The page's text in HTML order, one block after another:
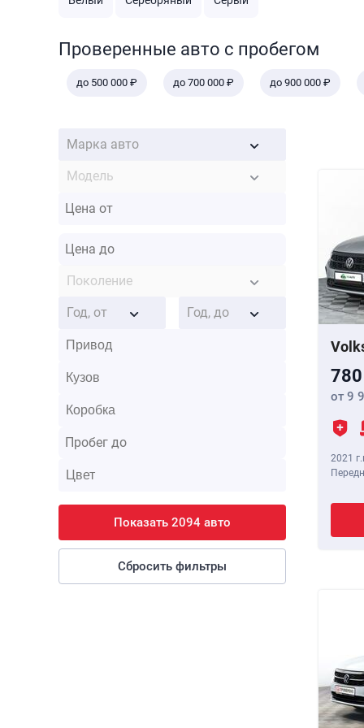
Проверенные авто с пробегом
до 500 000 ₽ до 700 000 ₽ до 900 000 ₽
Марка авто
Модель
Поколение
Год, от Год, до
Показать 2094 авто
Сбросить фильтры
от 9
2021